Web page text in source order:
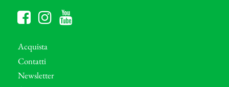
Acquista
Contatti
Newsletter